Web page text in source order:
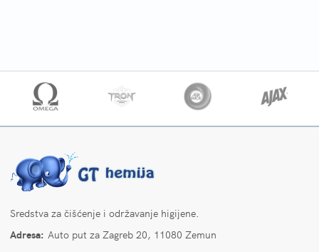
Sredstva za čišćenje i održavanje higijene.
Adresa: Auto put za Zagreb 20, 11080 Zemun